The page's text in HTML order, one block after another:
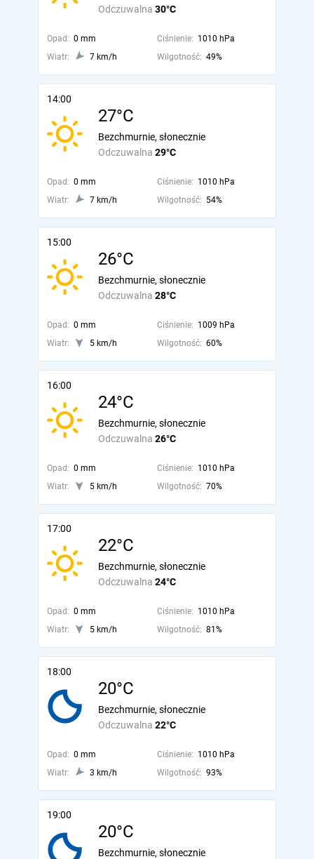
Odczuwalna 30°C
Opad: 0 mm Ciśnienie: 1010 hPa
Wiatr:
7 km/h Wilgotność: 49%
14:00
27°C
Odczuwalna 29°C
Bezchmurnie, słonecznie
Opad: 0 mm Ciśnienie: 1010 hPa
Wiatr:
7 km/h Wilgotność: 54%
15:00
26°C
Odczuwalna 28°C
Bezchmurnie, słonecznie
Opad: 0 mm Ciśnienie: 1009 hPa
Wiatr:
5 km/h Wilgotność: 60%
16:00
24°C
Odczuwalna 26°C
Bezchmurnie, słonecznie
Opad: 0 mm Ciśnienie: 1010 hPa
Wiatr:
5 km/h Wilgotność: 70%
17:00
22°C
Odczuwalna 24°C
Bezchmurnie, słonecznie
Opad: 0 mm Ciśnienie: 1010 hPa
Wiatr:
5 km/h Wilgotność: 81%
18:00
20°C
Odczuwalna 22°C
Bezchmurnie, słonecznie
Opad: 0 mm Ciśnienie: 1010 hPa
Wiatr:
3 km/h Wilgotność: 93%
19:00
20°C
Bezchmurnie, słonecznie